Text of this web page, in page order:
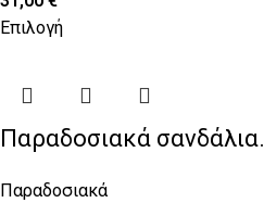
Επιλογή
Παραδοσιακά σανδάλια.
Παραδοσιακά